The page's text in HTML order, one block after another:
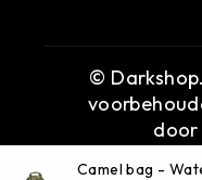
©
door
Camel bag -